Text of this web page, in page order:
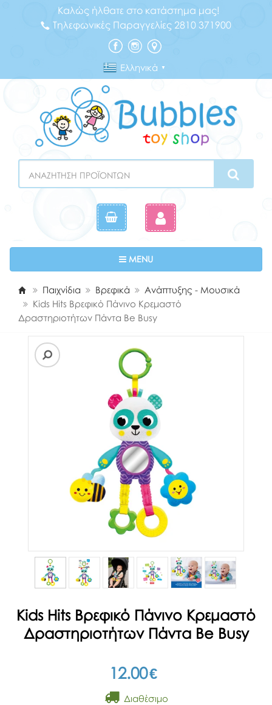
Καλώς ήλθατε στο κατάστημα μας!
Τηλεφωνικές Παραγγελίες 2810 371900
Ελληνικά ▼
MENUToggle navigation
Παιχνίδια Βρεφικά
Ανάπτυξης - Μουσικά
Kids Hits Βρεφικό Πάνινο Κρεμαστό
Δραστηριοτήτων Πάντα Be Busy
Kids Hits Βρεφικό Πάνινο Κρεμαστό
Δραστηριοτήτων Πάντα Be Busy
12.00€
Διαθέσιμο